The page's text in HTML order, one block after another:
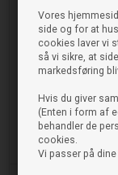
Vores
side og for at
cookies laver vi
så vi sikre, at
markedsføring
Hvis du giver
(Enten i form af
behandler de
cookies.
Vi passer på dine
- 78% Polyester
- 18% Viskose
- 4% Elastan
Max 30° - Vi
som du finder inde i
HOUND dreng -